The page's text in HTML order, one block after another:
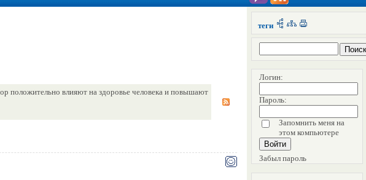
положительно влияют на здоровье человека и повышают
теги
Логин:
Пароль:
Запомнить меня на
этом компьютере
Забыл пароль